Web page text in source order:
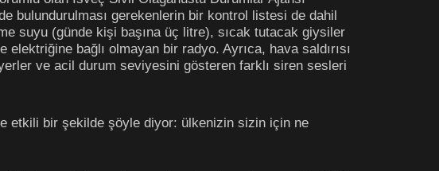
bulundurulması gerekenlerin bir kontrol listesi de dahil
suyu (günde kişi başına üç litre), sıcak tutacak giysiler
bağlı olmayan bir radyo. Ayrıca, hava saldırısı
ve acil durum seviyesini gösteren farklı siren sesleri
etkili bir şekilde şöyle diyor: ülkenizin sizin için ne